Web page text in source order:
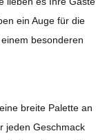
ein Auge für die
besonderen
breite Palette an
jeden Geschmack